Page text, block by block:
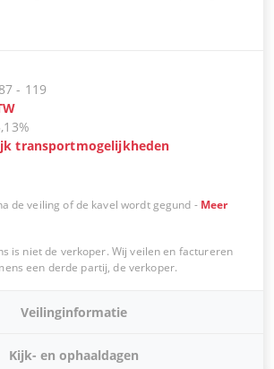
- 119
transportmogelijkheden
de veiling of de kavel wordt gegund - Meer
is niet de verkoper. Wij veilen en factureren
een derde partij, de verkoper.
Veilinginformatie
Kijk- en ophaaldagen